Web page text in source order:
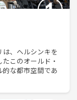
、ヘルシンキを
このオールド・
な都市空間であ